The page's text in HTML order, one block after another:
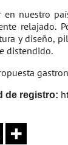
en nuestro
relajado.
y diseño,
distendido.
de registro: